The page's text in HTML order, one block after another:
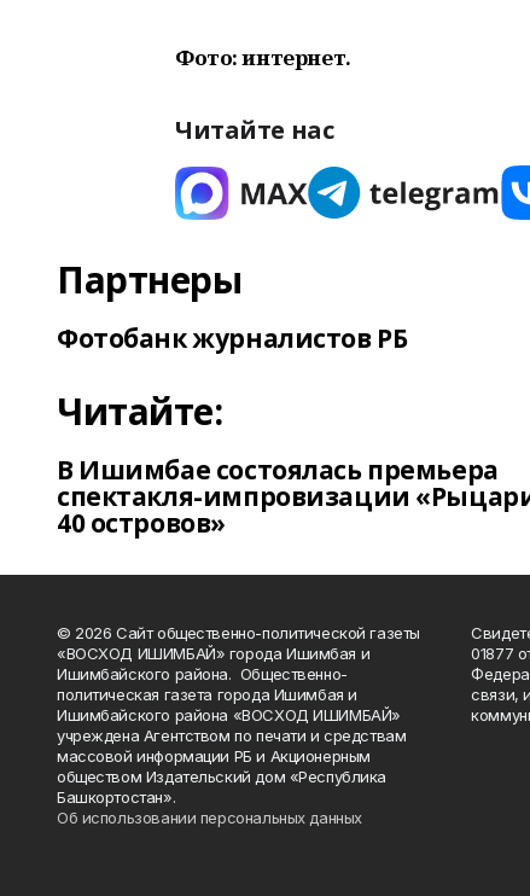
Фото: интернет.
Читайте нас
Партнеры
Фотобанк журналистов РБ
Читайте:
В Ишимбае состоялась премьера
спектакля-импровизации
40 островов»
© 2026 Сайт общественно-политической газеты
«ВОСХОД ИШИМБАЙ» города Ишимбая и
Ишимбайского района. Общественно-
политическая газета города Ишимбая и
Ишимбайского района «ВОСХОД ИШИМБАЙ»
учреждена Агентством по печати и средствам
массовой информации РБ и Акционерным
обществом Издательский дом «Республика
Башкортостан».
Об использовании персональных данных
01877
связи,